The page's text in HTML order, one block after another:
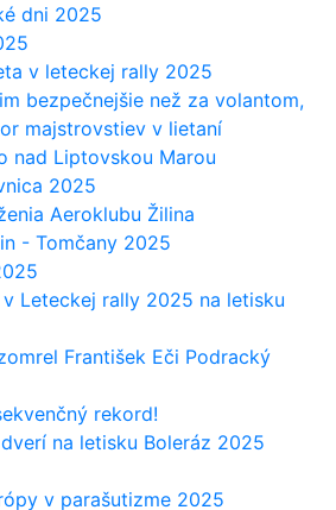
dni 2025
v leteckej rally 2025
bezpečnejšie než za volantom,
majstrovstiev v lietaní
nad Liptovskou Marou
2025
Aeroklubu Žilina
- Tomčany 2025
Leteckej rally 2025 na letisku
František Eči Podracký
rekord!
na letisku Boleráz 2025
v parašutizme 2025